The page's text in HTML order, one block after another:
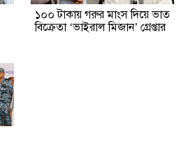
১০০ টাকায় গরুর মাংস দিয়ে ভাত
বিক্রেতা ‘ভাইরাল মিজান’ গ্রেপ্তার